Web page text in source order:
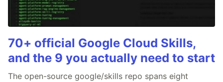
70+ official Google Cloud Skills,
and the 9 you actually need to start
The open-source google/skills repo spans eight